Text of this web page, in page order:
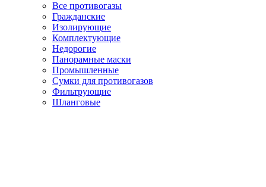
Все противогазы
Гражданские
Изолирующие
Комплектующие
Недорогие
Панорамные маски
Промышленные
Сумки для противогазов
Фильтрующие
Шланговые